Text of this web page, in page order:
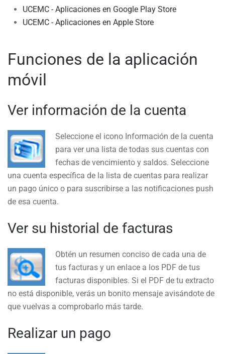
UCEMC - Aplicaciones en Google Play Store
UCEMC - Aplicaciones en Apple Store
Funciones de la aplicación
móvil
Ver información de la cuenta
Seleccione el icono Información de la cuenta
para ver una lista de todas sus cuentas con
fechas de vencimiento y saldos. Seleccione
una cuenta específica de la lista de cuentas para realizar
un pago único o para suscribirse a las notificaciones push
de esa cuenta.
Ver su historial de facturas
Obtén un resumen conciso de cada una de
tus facturas y un enlace a los PDF de tus
facturas disponibles. Si el PDF de tu extracto
no está disponible, verás un bonito mensaje avisándote de
que vuelvas a comprobarlo más tarde.
Realizar un pago